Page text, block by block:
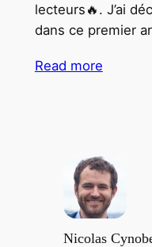
lecteurs🔥. J’ai
dans ce premier
Read more
Nicolas